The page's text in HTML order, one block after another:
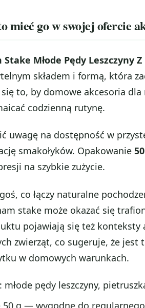
mieć go w swojej ofercie
Stake Młode Pędy Leszczyny
składem i formą, która
to, by domowe akcesoria dla
codzienną rutynę.
uwagę na dostępność w
smakołyków. Opakowanie
na szybkie zużycie.
co łączy naturalne
stake może okazać się
pojawiają się też konteksty
zwierząt, co sugeruje, że jest
w domowych warunkach.
młode pędy leszczyny,
50 g — wygodne do